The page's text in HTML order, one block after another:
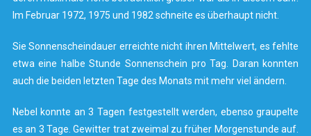
Im Februar 1972, 1975 und 1982 schneite es überhaupt nicht.
Sie Sonnenscheindauer erreichte nicht ihren Mittelwert, es fehlte
etwa eine halbe Stunde Sonnenschein pro Tag. Daran konnten
auch die beiden letzten Tage des Monats mit mehr viel ändern.
Nebel konnte an 3 Tagen festgestellt werden, ebenso graupelte
es an 3 Tage. Gewitter trat zweimal zu früher Morgenstunde auf.